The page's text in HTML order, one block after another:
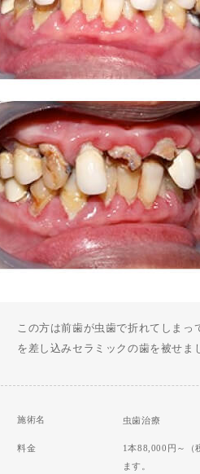
この方は前歯が虫歯で折れてしま
を差し込みセラミックの歯を被せま
施術名 虫歯治療
料金
1本88,000円～（
ます。